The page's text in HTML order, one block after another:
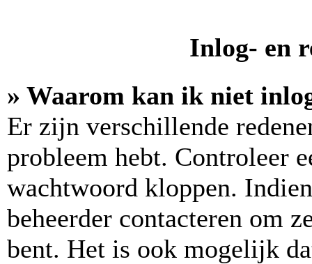
Inlog- en
» Waarom kan ik niet
Er zijn verschillende
probleem hebt. Controleer
wachtwoord kloppen.
beheerder contacteren om
bent. Het is ook mogelijk